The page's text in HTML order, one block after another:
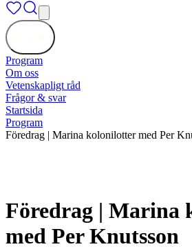
Program
Om oss
Vetenskapligt råd
Frågor & svar
Startsida
Program
Föredrag | Marina kolonilotter med Per
Föredrag | Marina
med Per Knutsson